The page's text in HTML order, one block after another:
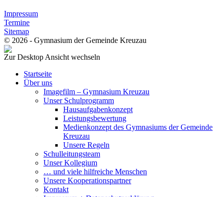
Impressum
Termine
Sitemap
© 2026 - Gymnasium der Gemeinde Kreuzau
Zur Desktop Ansicht wechseln
Startseite
Über uns
Imagefilm – Gymnasium Kreuzau
Unser Schulprogramm
Hausaufgabenkonzept
Leistungsbewertung
Medienkonzept des Gymnasiums der Gemeinde
Kreuzau
Unsere Regeln
Schulleitungsteam
Unser Kollegium
… und viele hilfreiche Menschen
Unsere Kooperationspartner
Kontakt